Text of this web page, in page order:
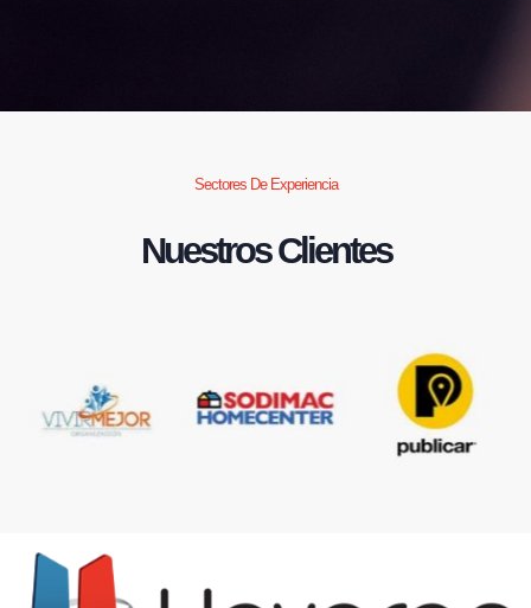
Sectores De Experiencia
Nuestros Clientes